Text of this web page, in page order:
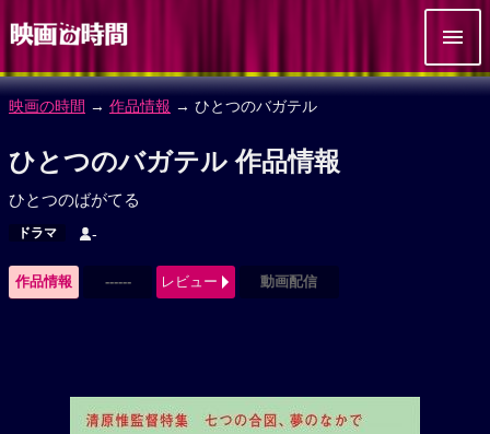
映画の時間 → 作品情報 → ひとつのバガテル
ひとつのバガテル 作品情報
ひとつのばがてる
ドラマ -
作品情報 ------ レビュー 動画配信